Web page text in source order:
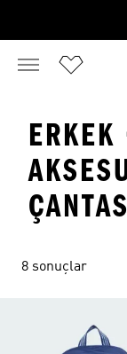
ERKEK
8 sonuçlar